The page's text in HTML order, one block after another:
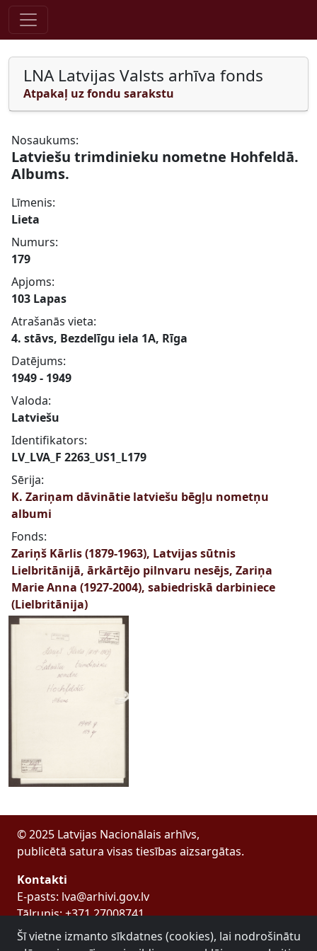
Pāriet uz saturu
LNA Latvijas Valsts arhīva fonds
Atpakaļ uz fondu sarakstu
Nosaukums:
Latviešu trimdinieku nometne Hohfeldā.
Albums.
Līmenis:
Lieta
Numurs:
179
Apjoms:
103 Lapas
Atrašanās vieta:
4. stāvs, Bezdelīgu iela 1A, Rīga
Datējums:
1949 - 1949
Valoda:
Latviešu
Identifikators:
LV_LVA_F 2263_US1_L179
Sērija:
K. Zariņam dāvinātie latviešu bēgļu nometņu
albumi
Fonds:
Zariņš Kārlis (1879-1963), Latvijas sūtnis
Lielbritānijā, ārkārtējo pilnvaru nesējs, Zariņa
Marie Anna (1927-2004), sabiedriskā darbiniece
(Lielbritānija)
© 2025 Latvijas Nacionālais arhīvs,
publicētā satura visas tiesības aizsargātas.
Kontakti
E-pasts: lva@arhivi.gov.lv
Tālrunis: +371 27008741
Bezdelīgu 1A, Rīga
Latvijas Valsts arhīvs
Šī vietne izmanto sīkdatnes (cookies), lai nodrošinātu